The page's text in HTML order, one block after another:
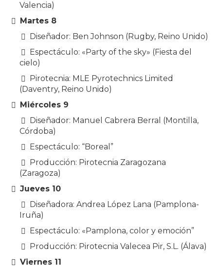
Valencia)
Martes 8
Diseñador: Ben Johnson (Rugby, Reino Unido)
Espectáculo: «Party of the sky» (Fiesta del
cielo)
Pirotecnia: MLE Pyrotechnics Limited
(Daventry, Reino Unido)
Miércoles 9
Diseñador: Manuel Cabrera Berral (Montilla,
Córdoba)
Espectáculo: “Boreal”
Producción: Pirotecnia Zaragozana
(Zaragoza)
Jueves 10
Diseñadora: Andrea López Lana (Pamplona-
Iruña)
Espectáculo: «Pamplona, color y emoción”
Producción: Pirotecnia Valecea Pir, S.L. (Álava)
Viernes 11